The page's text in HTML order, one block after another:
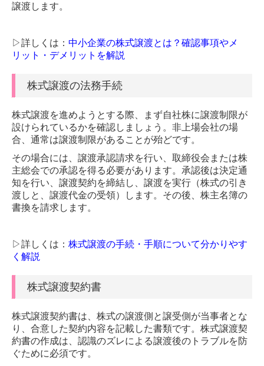
業績予測と納税額の早期通知
決算書の信用力を高めます
書面添付制度のご紹介
事業計画の作成
経営改善の支援
早期経営改善計画の策定支援
相続・事業承継
相続税額の早見表
事業承継とは
事業承継とは
譲渡します。
▷詳しくは： 中小企業の株式譲渡とは？確認事項やメ
リット・デメリットを解説
株式譲渡の法務手続
株式譲渡を進めようとする際、まず自社株に譲渡制限が
設けられているかを確認しましょう。非上場会社の場
合、通常は譲渡制限があることが殆どです。
その場合には、譲渡承認請求を行い、取締役会または株
主総会での承認を得る必要があります。承認後は決定通
知を行い、譲渡契約を締結し、譲渡を実行（株式の引き
渡しと、譲渡代金の受領）します。その後、株主名簿の
書換を請求します。
▷詳しくは： 株式譲渡の手続・手順について分かりやす
く解説
株式譲渡契約書
株式譲渡契約書は、株式の譲渡側と譲受側が当事者とな
り、合意した契約内容を記載した書類です。株式譲渡契
約書の作成は、認識のズレによる譲渡後のトラブルを防
ぐために必須です。